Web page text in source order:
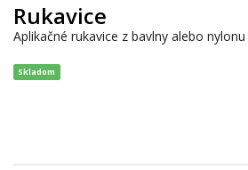
Rukavice
Aplikačné rukavice z bavlny alebo nylonu
Skladom